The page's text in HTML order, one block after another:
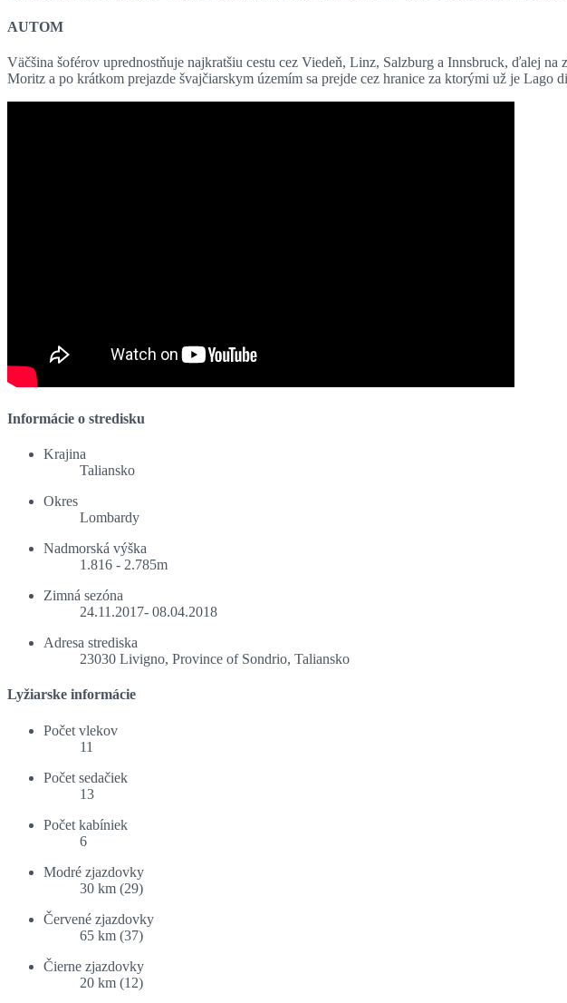
AUTOM
Väčšina šoférov uprednostňuje najkratšiu cestu cez Viedeň, Linz, Salzburg a Innsbruck, ďalej
Moritz a po krátkom prejazde švajčiarskym územím sa prejde cez hranice za ktorými už je
Informácie o stredisku
Krajina
Taliansko
Okres
Lombardy
Nadmorská výška
1.816 - 2.785m
Zimná sezóna
24.11.2017- 08.04.2018
Adresa strediska
23030 Livigno, Province of Sondrio, Taliansko
Lyžiarske informácie
Počet vlekov
11
Počet sedačiek
13
Počet kabíniek
6
Modré zjazdovky
30 km (29)
Červené zjazdovky
65 km (37)
Čierne zjazdovky
20 km (12)